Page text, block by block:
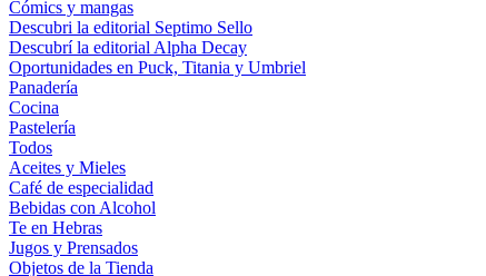
Cómics y mangas
Descubri la editorial Septimo Sello
Descubrí la editorial Alpha Decay
Oportunidades en Puck, Titania y Umbriel
Panadería
Cocina
Pastelería
Todos
Aceites y Mieles
Café de especialidad
Bebidas con Alcohol
Te en Hebras
Jugos y Prensados
Objetos de la Tienda